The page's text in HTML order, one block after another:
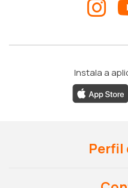
Instala a
Perfil